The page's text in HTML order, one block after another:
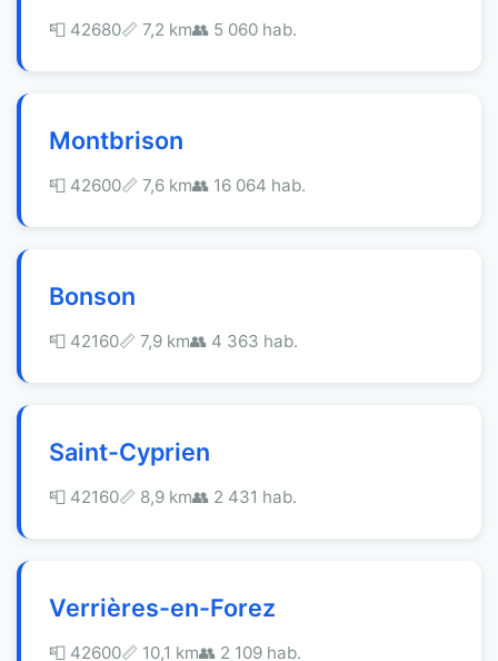
📮 42680📏 7,2 km👥 5 060 hab.
Montbrison
📮 42600📏 7,6 km👥 16 064 hab.
Bonson
📮 42160📏 7,9 km👥 4 363 hab.
Saint-Cyprien
📮 42160📏 8,9 km👥 2 431 hab.
Verrières-en-Forez
📮 42600📏 10,1 km👥 2 109 hab.